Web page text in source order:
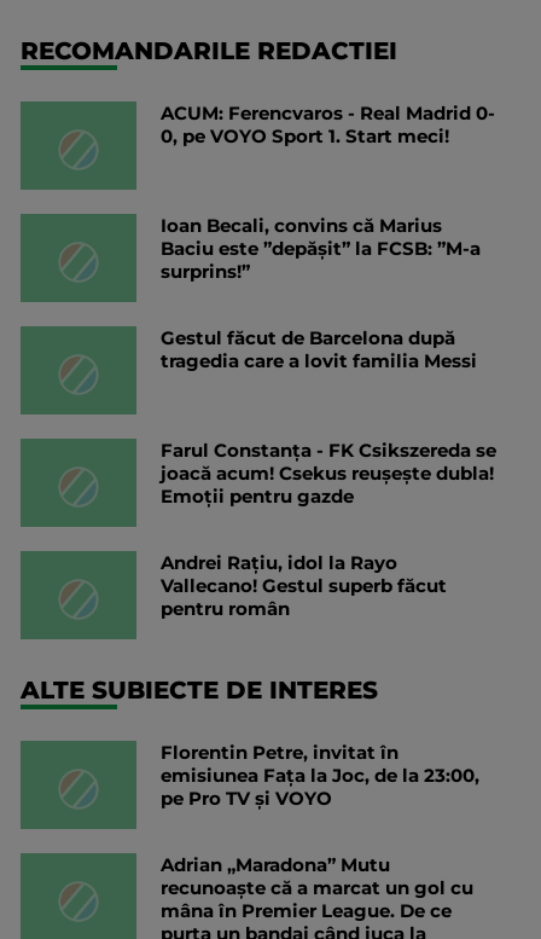
RECOMANDARILE REDACTIEI
ACUM: Ferencvaros - Real Madrid 0-
0, pe VOYO Sport 1. Start meci!
Ioan Becali, convins că Marius
Baciu este ”depășit” la FCSB: ”M-a
surprins!”
Gestul făcut de Barcelona după
tragedia care a lovit familia Messi
Farul Constanța - FK Csikszereda se
joacă acum! Csekus reușește dubla!
Emoții pentru gazde
Andrei Rațiu, idol la Rayo
Vallecano! Gestul superb făcut
pentru român
ALTE SUBIECTE DE INTERES
Florentin Petre, invitat în
emisiunea Fața la Joc, de la 23:00,
pe Pro TV și VOYO
Adrian „Maradona” Mutu
recunoaște că a marcat un gol cu
mâna în Premier League. De ce
purta un bandaj când juca la